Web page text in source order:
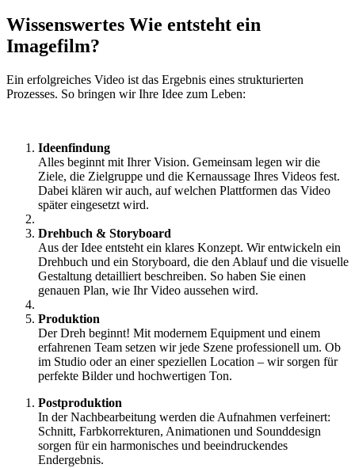
Wissenswertes Wie entsteht ein
Imagefilm?
Ein erfolgreiches Video ist das Ergebnis eines strukturierten
Prozesses. So bringen wir Ihre Idee zum Leben:
Ideenfindung
Alles beginnt mit Ihrer Vision. Gemeinsam legen wir die
Ziele, die Zielgruppe und die Kernaussage Ihres Videos fest.
Dabei klären wir auch, auf welchen Plattformen das Video
später eingesetzt wird.
Drehbuch & Storyboard
Aus der Idee entsteht ein klares Konzept. Wir entwickeln ein
Drehbuch und ein Storyboard, die den Ablauf und die visuelle
Gestaltung detailliert beschreiben. So haben Sie einen
genauen Plan, wie Ihr Video aussehen wird.
Produktion
Der Dreh beginnt! Mit modernem Equipment und einem
erfahrenen Team setzen wir jede Szene professionell um. Ob
im Studio oder an einer speziellen Location – wir sorgen für
perfekte Bilder und hochwertigen Ton.
Postproduktion
In der Nachbearbeitung werden die Aufnahmen verfeinert:
Schnitt, Farbkorrekturen, Animationen und Sounddesign
sorgen für ein harmonisches und beeindruckendes
Endergebnis.